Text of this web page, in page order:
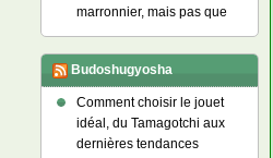
marronnier, mais pas que
Budoshugyosha
Comment choisir le jouet
idéal, du Tamagotchi aux
dernières tendances